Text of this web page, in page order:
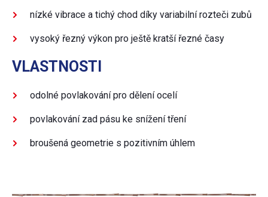
nízké vibrace a tichý chod díky variabilní rozteči zubů
vysoký řezný výkon pro ještě kratší řezné časy
VLASTNOSTI
odolné povlakování pro dělení ocelí
povlakování zad pásu ke snížení tření
broušená geometrie s pozitivním úhlem